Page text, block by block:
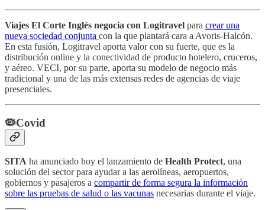
Viajes El Corte Inglés negocia con Logitravel para crear una
nueva sociedad conjunta con la que plantará cara a Avoris-Halcón.
En esta fusión, Logitravel aporta valor con su fuerte, que es la
distribución online y la conectividad de producto hotelero, cruceros,
y aéreo. VECI, por su parte, aporta su modelo de negocio más
tradicional y una de las más extensas redes de agencias de viaje
presenciales.
🦠Covid
SITA ha anunciado hoy el lanzamiento de Health Protect, una
solución del sector para ayudar a las aerolíneas, aeropuertos,
gobiernos y pasajeros a compartir de forma segura la información
sobre las pruebas de salud o las vacunas necesarias durante el viaje.